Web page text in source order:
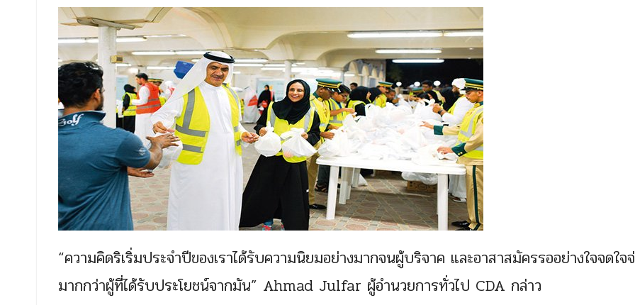
“ความคิดริเริ่มประจำปีของเราได้รับความนิยมอย่างมากจนผู้บริจาค และอาสาสมัครรออย่างใจจดใจ
มากกว่าผู้ที่ได้รับประโยชน์จากมัน” Ahmad Julfar ผู้อำนวยการทั่วไป CDA กล่าว